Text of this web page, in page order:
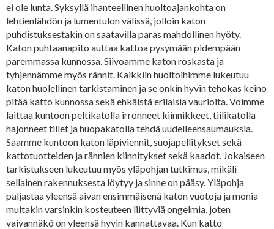
ei ole lunta. Syksyllä ihanteellinen huoltoajankohta on
lehtienlähdön ja lumentulon välissä, jolloin katon
puhdistuksestakin on saatavilla paras mahdollinen hyöty.
Katon puhtaanapito auttaa kattoa pysymään pidempään
paremmassa kunnossa. Siivoamme katon roskasta ja
tyhjennämme myös rännit. Kaikkiin huoltoihimme lukeutuu
katon huolellinen tarkistaminen ja se onkin hyvin tehokas keino
pitää katto kunnossa sekä ehkäistä erilaisia vaurioita. Voimme
laittaa kuntoon peltikatolla irronneet kiinnikkeet, tiilikatolla
hajonneet tiilet ja huopakatolla tehdä uudelleensaumauksia.
Saamme kuntoon katon läpiviennit, suojapellitykset sekä
kattotuotteiden ja rännien kiinnitykset sekä kaadot. Jokaiseen
tarkistukseen lukeutuu myös yläpohjan tutkimus, mikäli
sellainen rakennuksesta löytyy ja sinne on pääsy. Yläpohja
paljastaa yleensä aivan ensimmäisenä katon vuotoja ja monia
muitakin varsinkin kosteuteen liittyviä ongelmia, joten
vaivannäkö on yleensä hyvin kannattavaa. Kun katto